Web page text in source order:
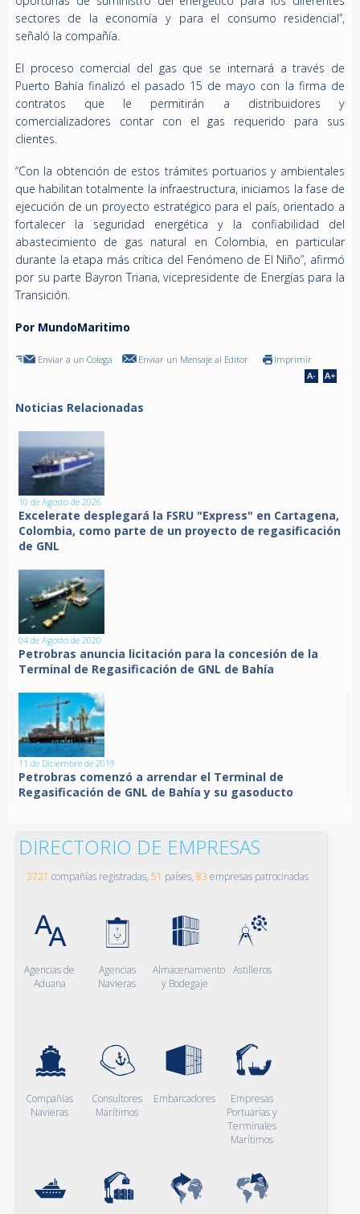
sectores de la economía y para el consumo residencial”,
señaló la compañía.
El proceso comercial del gas que se internará a través de
Puerto Bahía finalizó el pasado 15 de mayo con la firma de
contratos que le permitirán a distribuidores y
comercializadores contar con el gas requerido para sus
clientes.
“Con la obtención de estos trámites portuarios y ambientales
que habilitan totalmente la infraestructura, iniciamos la fase de
ejecución de un proyecto estratégico para el país, orientado a
fortalecer la seguridad energética y la confiabilidad del
abastecimiento de gas natural en Colombia, en particular
durante la etapa más crítica del Fenómeno de El Niño”, afirmó
por su parte Bayron Triana, vicepresidente de Energías para la
Transición.
Por MundoMaritimo
Enviar a un Colega Enviar un Mensaje al Editor Imprimir
Noticias Relacionadas
10 de Agosto de 2026
Excelerate desplegará la FSRU "Express" en Cartagena,
Colombia, como parte de un proyecto de regasificación
de GNL
04 de Agosto de 2020
Petrobras anuncia licitación para la concesión de la
Terminal de Regasificación de GNL de Bahía
11 de Diciembre de 2019
Petrobras comenzó a arrendar el Terminal de
Regasificación de GNL de Bahía y su gasoducto
DIRECTORIO DE EMPRESAS
3721 compañías registradas, 51 países, 83 empresas patrocinadas
Agencias de
Aduana
Agencias
Navieras
Almacenamiento
y Bodegaje
Astilleros
Compañías
Navieras
Consultores
Marítimos
Embarcadores
Empresas
Portuarias y
Terminales
Marítimos